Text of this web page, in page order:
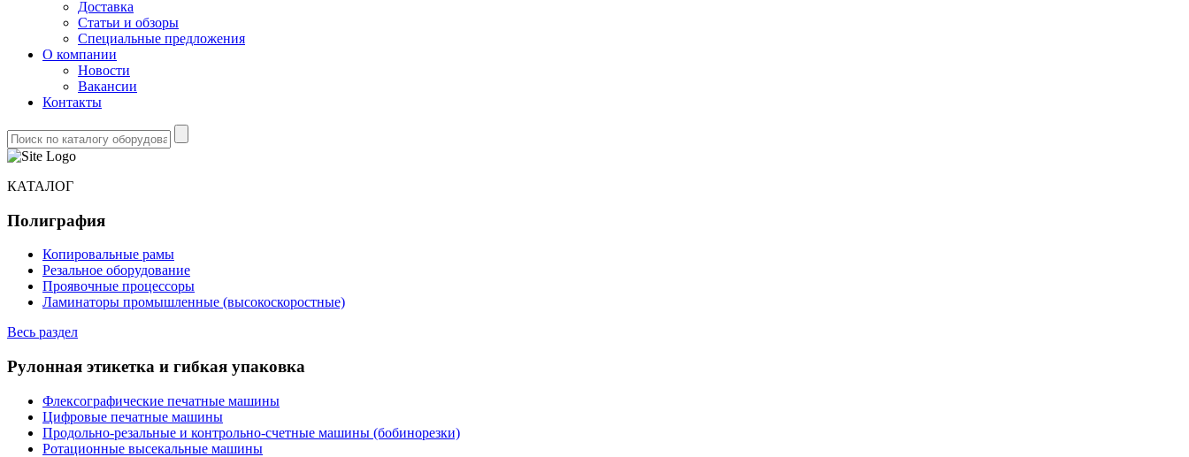
Доставка
Статьи и обзоры
Специальные предложения
О компании
Новости
Вакансии
Контакты
КАТАЛОГ
Полиграфия
Копировальные рамы
Резальное оборудование
Проявочные процессоры
Ламинаторы промышленные (высокоскоростные)
Весь раздел
Рулонная этикетка и гибкая упаковка
Флексографические печатные машины
Цифровые печатные машины
Продольно-резальные и контрольно-счетные машины (бобинорезки)
Ротационные высекальные машины